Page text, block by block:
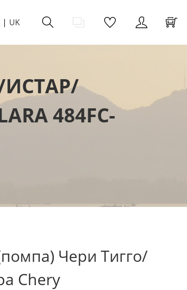
UK
484FC-
Чери Тигго/
Chery